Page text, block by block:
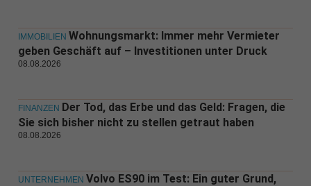
IMMOBILIEN Wohnungsmarkt: Immer mehr Vermieter
geben Geschäft auf – Investitionen unter Druck
08.08.2026
FINANZEN Der Tod, das Erbe und das Geld: Fragen, die
Sie sich bisher nicht zu stellen getraut haben
08.08.2026
UNTERNEHMEN Volvo ES90 im Test: Ein guter Grund,